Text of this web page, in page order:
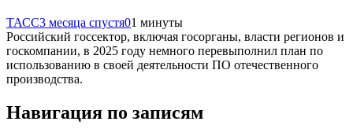
ТАСС3 месяца спустя01 минуты
Российский госсектор, включая госорганы, власти регионов и
госкомпании, в 2025 году немного перевыполнил план по
использованию в своей деятельности ПО отечественного
производства.
Навигация по записям